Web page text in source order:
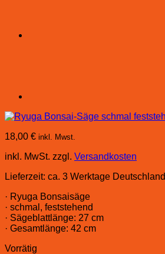
18,00 € inkl. Mwst.
inkl. MwSt. zzgl. Versandkosten
Lieferzeit: ca. 3 Werktage Deutschland
· Ryuga Bonsaisäge
· schmal, feststehend
· Sägeblattlänge: 27 cm
· Gesamtlänge: 42 cm
Vorrätig